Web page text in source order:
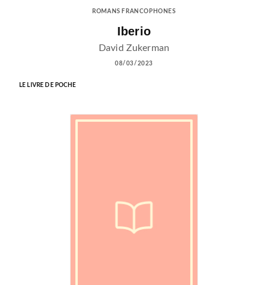
ROMANS FRANCOPHONES
Iberio
David Zukerman
08/03/2023
LE LIVRE DE POCHE